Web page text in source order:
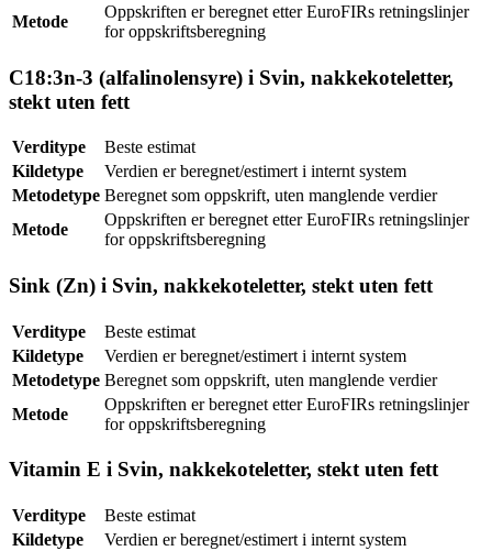
Metode
Oppskriften er beregnet etter EuroFIRs retningslinjer
for oppskriftsberegning
C18:3n-3 (alfalinolensyre) i Svin, nakkekoteletter,
stekt uten fett
Verditype
Beste estimat
Kildetype
Verdien er beregnet/estimert i internt system
Metodetype Beregnet som oppskrift, uten manglende verdier
Metode
Oppskriften er beregnet etter EuroFIRs retningslinjer
for oppskriftsberegning
Sink (Zn) i Svin, nakkekoteletter, stekt uten fett
Verditype
Beste estimat
Kildetype
Verdien er beregnet/estimert i internt system
Metodetype Beregnet som oppskrift, uten manglende verdier
Metode
Oppskriften er beregnet etter EuroFIRs retningslinjer
for oppskriftsberegning
Vitamin E i Svin, nakkekoteletter, stekt uten fett
Verditype
Beste estimat
Kildetype
Verdien er beregnet/estimert i internt system